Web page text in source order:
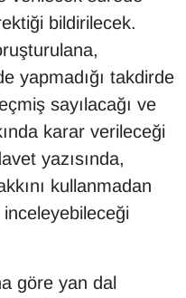
bildirilecek.
yapmadığı takdirde
sayılacağı ve
karar verileceği
yazısında,
kullanmadan
göre yan dal